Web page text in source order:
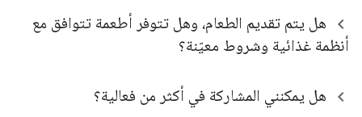
هل يتم تقديم الطعام، وهل تتوفر أطعمة تتوافق مع
أنظمة غذائية وشروط معيّنة؟
هل يمكنني المشاركة في أكثر من فعالية؟